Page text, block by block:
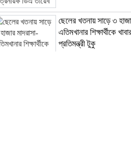
ছেলের খতনায় সাড়ে ৩
এতিমখানার শিক্ষার্থীকে
প্রতিমন্ত্রী টুকু